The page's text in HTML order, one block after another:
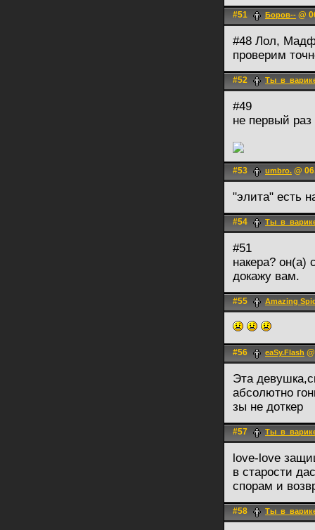
#51 Боров-- @
#48 Лол,
проверим
#52
#49
не первый
#53 umbro. @
"элита" есть
#54
#51
накера? он(а)
докажу вам.
#55 Amazing
#56 eaSy.Flash
Эта
абсолютно
зы не доткер
#57
love-love
в старости
спорам и
#58